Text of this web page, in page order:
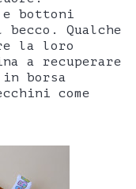
e bottoni
Qualche
la loro
a recuperare
borsa
come